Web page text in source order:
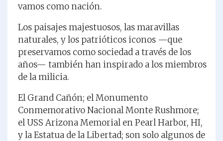
vamos como nación.
Los paisajes majestuosos, las maravillas
naturales, y los patrióticos iconos —que
preservamos como sociedad a través de los
años— también han inspirado a los miembros
de la milicia.
El Grand Cañón; el Monumento
Conmemorativo Nacional Monte Rushmore;
el USS Arizona Memorial en Pearl Harbor, HI,
y la Estatua de la Libertad; son solo algunos de